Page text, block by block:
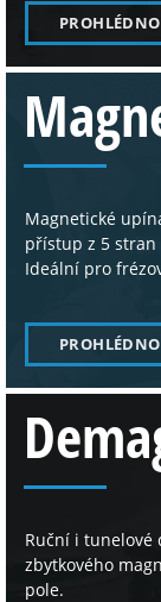
Magnetické
přístup z 5 stran
Ideální pro
Ruční i tunelové
zbytkového
pole.